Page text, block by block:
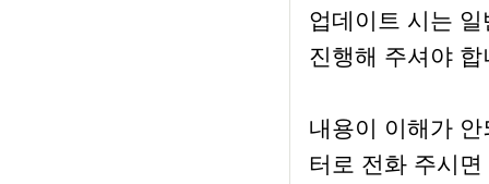
업데이트 시는
진행해 주셔야
내용이 이해가
터로 전화 주시